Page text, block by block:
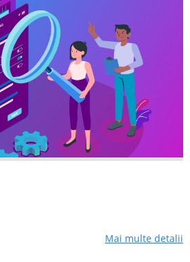
Mai multe detalii